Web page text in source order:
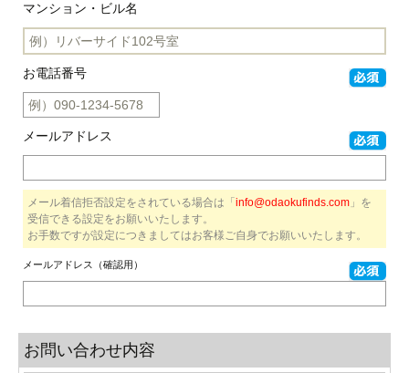
マンション・ビル名
お電話番号
メールアドレス
メール着信拒否設定をされている場合は「 info@odaokufinds.com 」を
受信できる設定をお願いいたします。
お手数ですが設定につきましてはお客様ご自身でお願いいたします。
メールアドレス（確認用）
お問い合わせ内容